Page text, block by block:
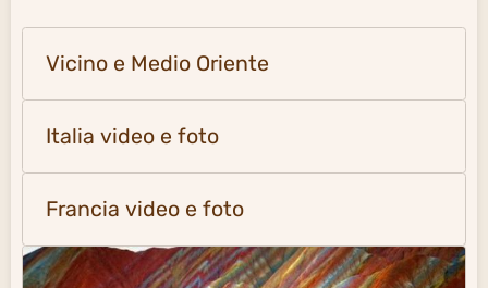
Vicino e Medio Oriente
Italia video e foto
Francia video e foto